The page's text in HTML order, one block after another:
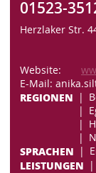
01523-
Herzlaker Str.
Website:
E-Mail:
REGIONEN
SPRACHEN
LEISTUNGEN